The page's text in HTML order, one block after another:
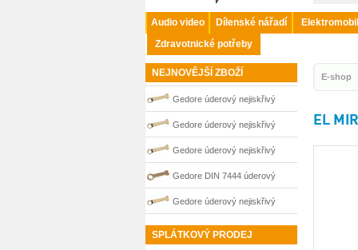
Audio video Dílenské nářadí
Zdravotnické potřeby
NEJNOVĚJŠÍ ZBOŽÍ
Gedore úderový nejiskřivý
plochý klíč vyhnutý 85 mm
0100263S
Gedore úderový nejiskřivý
plochý klíč vyhnutý 75 mm
0100261S
Gedore úderový nejiskřivý
plochý klíč vyhnutý 100 mm
0100266S
Gedore DIN 7444 úderový
nejiskřivý plochý (palcový) klíč
0100201S
Gedore úderový nejiskřivý
plochý klíč vyhnutý 110 mm
SPLÁTKOVÝ PRODEJ
E-shop
EL